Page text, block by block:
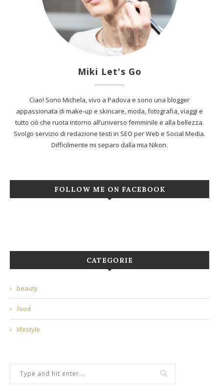
Miki Let's Go
Ciao! Sono Michela, vivo a Padova e sono una blogger
appassionata di make-up e skincare, moda, fotografia, viaggi e
tutto ciò che ruota intorno all’universo femminile e alla bellezza.
Svolgo servizio di redazione testi in SEO per Web e Social Media.
Difficilmente mi separo dalla mia Nikon.
FOLLOW ME ON FACEBOOK
CATEGORIE
beauty
food
lifestyle